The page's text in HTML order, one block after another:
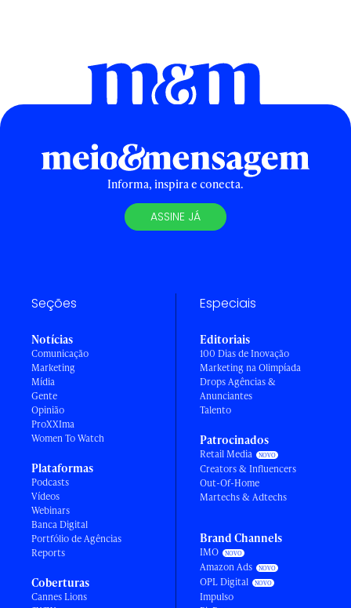
Informa, inspira e conecta.
ASSINE JÁ
Seções
Notícias
Comunicação
Marketing
Mídia
Gente
Opinião
ProXXIma
Women To Watch
Plataformas
Podcasts
Vídeos
Webinars
Banca Digital
Portfólio de Agências
Reports
Coberturas
Cannes Lions
Especiais
Editoriais
100 Dias de Inovação
Marketing na Olimpíada
Drops Agências &
Anunciantes
Talento
Patrocinados
Retail Media
Creators & Influencers
Out-Of-Home
Martechs & Adtechs
Brand Channels
IMO
Amazon Ads
OPL Digital
Impulso